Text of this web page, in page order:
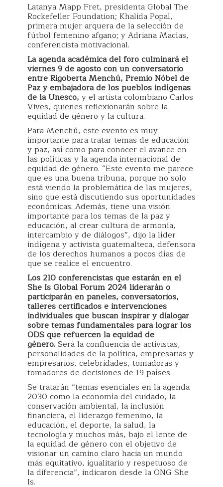
Latanya Mapp Fret, presidenta Global The
Rockefeller Foundation; Khalida Popal,
primera mujer arquera de la selección de
fútbol femenino afgano; y Adriana Macías,
conferencista motivacional.
La agenda académica del foro culminará el
viernes 9 de agosto con un conversatorio
entre Rigoberta Menchú, Premio Nóbel de
Paz y embajadora de los pueblos indígenas
de la Unesco, y el artista colombiano Carlos
Vives, quienes reflexionarán sobre la
equidad de género y la cultura.
Para Menchú, este evento es muy
importante para tratar temas de educación
y paz, así como para conocer el avance en
las políticas y la agenda internacional de
equidad de género. “Este evento me parece
que es una buena tribuna, porque no solo
está viendo la problemática de las mujeres,
sino que está discutiendo sus oportunidades
económicas. Además, tiene una visión
importante para los temas de la paz y
educación, al crear cultura de armonía,
intercambio y de diálogos”, dijo la líder
indígena y activista guatemalteca, defensora
de los derechos humanos a pocos días de
que se realice el encuentro.
Los 210 conferencistas que estarán en el
She Is Global Forum 2024 liderarán o
participarán en paneles, conversatorios,
talleres certificados e intervenciones
individuales que buscan inspirar y dialogar
sobre temas fundamentales para lograr los
ODS que refuercen la equidad de
género.Será la confluencia de activistas,
personalidades de la política, empresarias y
empresarios, celebridades, tomadoras y
tomadores de decisiones de 19 países.
Se tratarán “temas esenciales en la agenda
2030 como la economía del cuidado, la
conservación ambiental, la inclusión
financiera, el liderazgo femenino, la
educación, el deporte, la salud, la
tecnología y muchos más, bajo el lente de
la equidad de género con el objetivo de
visionar un camino claro hacia un mundo
más equitativo, igualitario y respetuoso de
la diferencia”, indicaron desde la ONG She
Is.